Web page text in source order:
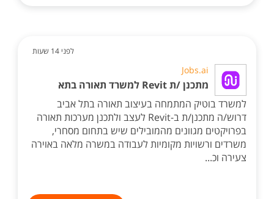
לפני 14 שעות
Jobs.ai
מתכנן /ת Revit למשרד תאורה בתא
למשרד בוטיק המתמחה בעיצוב תאורה בתל אביב
דרוש/ה מתכנן/ת ב-Revit לעצב ולתכנן מערכות תאורה
בפרויקטים מגוונים מהמובילים שיש בתחום מסחרי,
משרדים ורשויות מקומיות לעבודה במשרה מלאה באוירה
צעירה וכ...